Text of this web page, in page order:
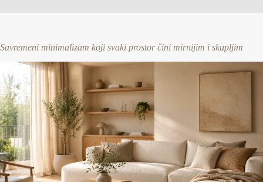
Savremeni minimalizam koji svaki prostor čini mirnijim i skupljim